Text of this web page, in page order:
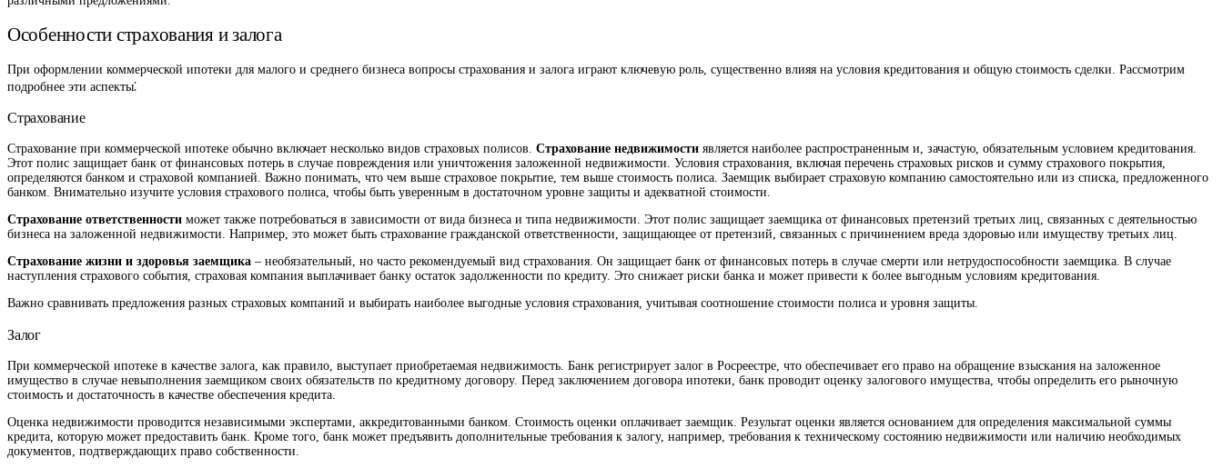
Особенности страхования и залога
При оформлении коммерческой ипотеки для малого и среднего бизнеса вопросы страхования и залога играют ключевую роль, существенно влияя на условия кредитования и общую стоимость сделки. Рассмотрим
подробнее эти аспекты⁚
Страхование
Страхование при коммерческой ипотеке обычно включает несколько видов страховых полисов. Страхование недвижимости является наиболее распространенным и, зачастую, обязательным условием кредитования.
Этот полис защищает банк от финансовых потерь в случае повреждения или уничтожения заложенной недвижимости. Условия страхования, включая перечень страховых рисков и сумму страхового покрытия,
определяются банком и страховой компанией. Важно понимать, что чем выше страховое покрытие, тем выше стоимость полиса. Заемщик выбирает страховую компанию самостоятельно или из списка, предложенного
банком. Внимательно изучите условия страхового полиса, чтобы быть уверенным в достаточном уровне защиты и адекватной стоимости.
Страхование ответственности может также потребоваться в зависимости от вида бизнеса и типа недвижимости. Этот полис защищает заемщика от финансовых претензий третьих лиц, связанных с деятельностью
бизнеса на заложенной недвижимости. Например, это может быть страхование гражданской ответственности, защищающее от претензий, связанных с причинением вреда здоровью или имуществу третьих лиц.
Страхование жизни и здоровья заемщика – необязательный, но часто рекомендуемый вид страхования. Он защищает банк от финансовых потерь в случае смерти или нетрудоспособности заемщика. В случае
наступления страхового события, страховая компания выплачивает банку остаток задолженности по кредиту. Это снижает риски банка и может привести к более выгодным условиям кредитования.
Важно сравнивать предложения разных страховых компаний и выбирать наиболее выгодные условия страхования, учитывая соотношение стоимости полиса и уровня защиты.
Залог
При коммерческой ипотеке в качестве залога, как правило, выступает приобретаемая недвижимость. Банк регистрирует залог в Росреестре, что обеспечивает его право на обращение взыскания на заложенное
имущество в случае невыполнения заемщиком своих обязательств по кредитному договору. Перед заключением договора ипотеки, банк проводит оценку залогового имущества, чтобы определить его рыночную
стоимость и достаточность в качестве обеспечения кредита.
Оценка недвижимости проводится независимыми экспертами, аккредитованными банком. Стоимость оценки оплачивает заемщик. Результат оценки является основанием для определения максимальной суммы
кредита, которую может предоставить банк. Кроме того, банк может предъявить дополнительные требования к залогу, например, требования к техническому состоянию недвижимости или наличию необходимых
документов, подтверждающих право собственности.